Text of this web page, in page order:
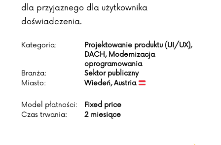
dla przyjaznego dla użytkownika
doświadczenia.
Kategoria:
Projektowanie produktu (UI/UX),
DACH, Modernizacja
oprogramowania
Branża:
Sektor publiczny
Miasto:
Wiedeń, Austria
Model płatności:
Fixed price
Czas trwania:
2 miesiące